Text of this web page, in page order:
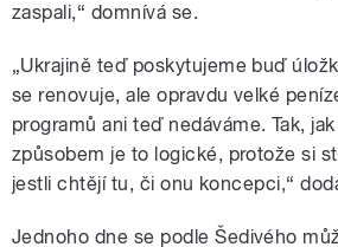
zaspali,“ domnívá se.
„Ukrajině teď poskytujeme buď
se renovuje, ale opravdu velké
programů ani teď nedáváme. Tak,
způsobem je to logické, protože si
jestli chtějí tu, či onu koncepci,“
Jednoho dne se podle Šedivého